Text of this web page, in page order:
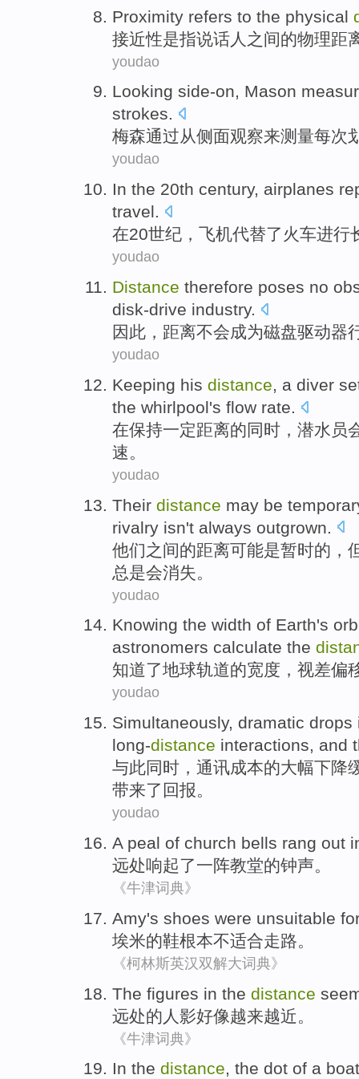
Proximity refers to the physical
接近性是指说话人 之间的物理距
youdao
Looking side-on, Mason
strokes.
梅森通过从侧面观察来测量每次
youdao
In the 20th century, airplanes
travel.
在20世纪 ， 飞机代替了 火车进行
youdao
Distance therefore poses no
disk-drive industry.
因此 ， 距离不会成为磁盘驱动器
youdao
Keeping his distance, a diver
the whirlpool's flow rate.
在保持一定距离的同时， 潜水员
速。
youdao
Their distance may be
rivalry isn't always outgrown
他们之间的距离可能是暂时的，
总是会消失 。
youdao
Knowing the width of Earth's
astronomers calculate the
知道了地球轨道的宽度 ， 视差偏
youdao
Simultaneously, dramatic drops
long-distance interactions, and
与此同时 ， 通讯成本的大幅下降
带来了回报。
youdao
A peal of church bells rang out
远处响起了一阵教堂的钟声。
《牛津词典》
Amy's shoes were unsuitable
埃米的鞋根本不适合走路。
《柯林斯英汉双解大词典》
The figures in the distance
远处的 人影好像越来越近 。
《牛津词典》
In the distance, the dot of a boat